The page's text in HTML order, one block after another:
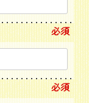
必須
必須